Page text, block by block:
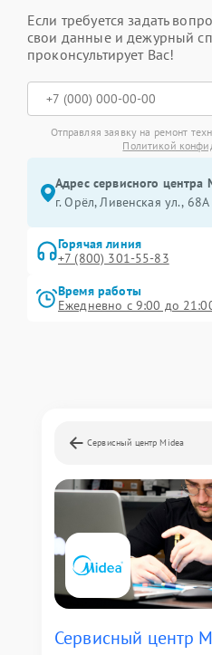
Если требуется задать
свои данные и дежурный
проконсультирует Вас!
Отправляя заявку на ремонт
Политикой
Адрес сервисного центра
г. Орёл, Ливенская ул., 68А
Горячая линия
+7 (800) 301-55-83
Время работы
Ежедневно с 9:00 до
Сервисный центр Midea
Сервисный центр